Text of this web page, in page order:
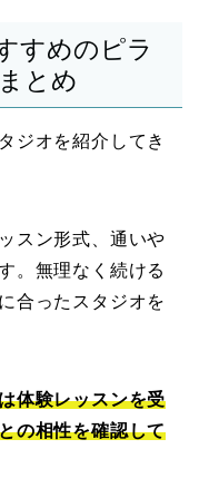
すめのピラ
とめ
ジオを紹介してき
スン形式、通いや
。無理なく続ける
合ったスタジオを
体験レッスンを受
の相性を確認して